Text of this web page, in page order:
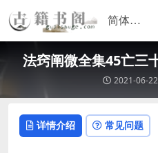
法窍阐微全集45亡三
2021-06-22
详情介绍 常见问题